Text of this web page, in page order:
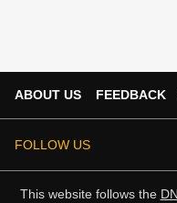
ABOUT US FEEDBACK
FOLLOW US
This website follows the